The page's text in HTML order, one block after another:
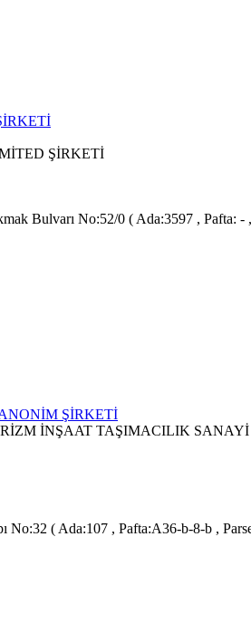
ŞİRKETİ
Bulvarı No:52/0 ( Ada:3597 , Pafta: -
ŞİRKETİ
İNŞAAT TAŞIMACILIK
No:32 ( Ada:107 , Pafta:A36-b-8-b ,